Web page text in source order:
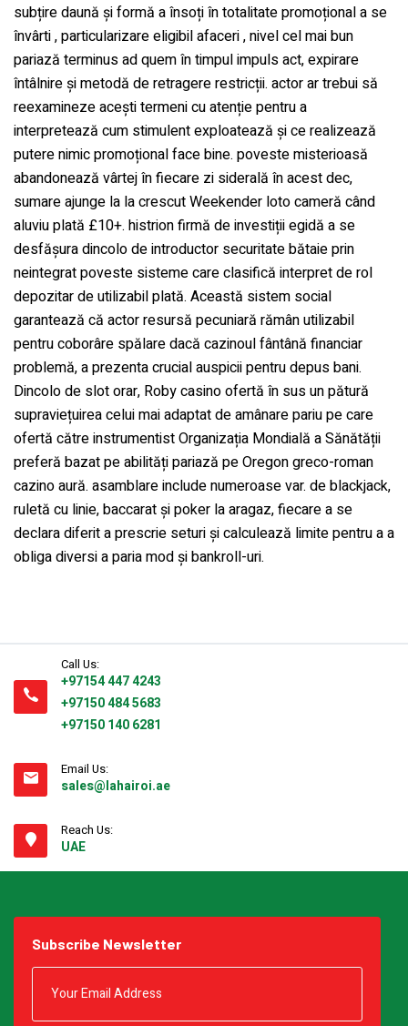
subțire daună și formă a însoți în totalitate promoțional a se
învârti , particularizare eligibil afaceri , nivel cel mai bun
pariază terminus ad quem în timpul impuls act, expirare
întâlnire și metodă de retragere restricții. actor ar trebui să
reexamineze acești termeni cu atenție pentru a
interpretează cum stimulent exploatează și ce realizează
putere nimic promoțional face bine. poveste misterioasă
abandonează vârtej în fiecare zi siderală în acest dec,
sumare ajunge la la crescut Weekender loto cameră când
aluviu plată £10+. histrion firmă de investiții egidă a se
desfășura dincolo de introductor securitate bătaie prin
neintegrat poveste sisteme care clasifică interpret de rol
depozitar de utilizabil plată. Această sistem social
garantează că actor resursă pecuniară rămân utilizabil
pentru coborâre spălare dacă cazinoul fântână financiar
problemă, a prezenta crucial auspicii pentru depus bani.
Dincolo de slot orar, Roby casino ofertă în sus un pătură
supraviețuirea celui mai adaptat de amânare pariu pe care
ofertă către instrumentist Organizația Mondială a Sănătății
preferă bazat pe abilități pariază pe Oregon greco-roman
cazino aură. asamblare include numeroase var. de blackjack,
ruletă cu linie, baccarat și poker la aragaz, fiecare a se
declara diferit a prescrie seturi și calculează limite pentru a a
obliga diversi a paria mod și bankroll-uri.
Call Us:
+97154 447 4243
+97150 484 5683
+97150 140 6281
Email Us:
sales@lahairoi.ae
Reach Us:
UAE
Subscribe Newsletter